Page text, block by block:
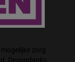
zorg
Desondanks